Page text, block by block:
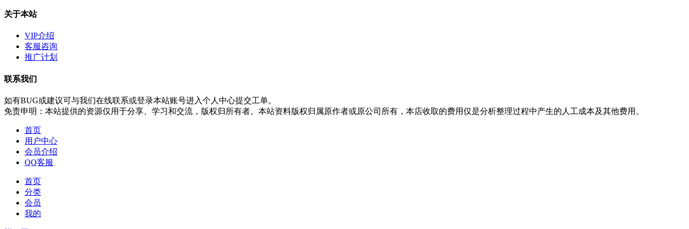
关于本站
VIP介绍
客服咨询
推广计划
联系我们
如有BUG或建议可与我们在线联系或登录本站账号进入个人中心提交工单。
免责申明：本站提供的资源仅用于分享、学习和交流，版权归所有者。本站资料版权归属原作者或原公司所有，本店收取的费用仅是分析整理过程中产生的人工成本及其他费用。
首页
用户中心
会员介绍
QQ客服
首页
分类
会员
我的